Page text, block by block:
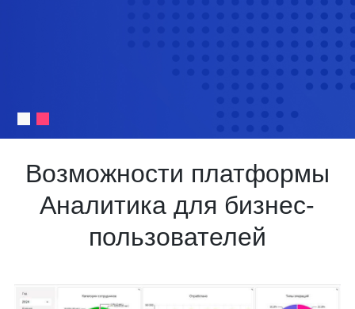
Возможности платформы
Аналитика для бизнес-
пользователей